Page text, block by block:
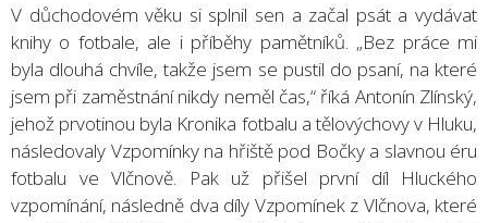
V důchodovém věku si splnil sen a začal psát a vydávat
knihy o fotbale, ale i příběhy pamětníků. „Bez práce mi
byla dlouhá chvíle, takže jsem se pustil do psaní, na které
jsem při zaměstnání nikdy neměl čas,“ říká Antonín Zlínský,
jehož prvotinou byla Kronika fotbalu a tělovýchovy v Hluku,
následovaly Vzpomínky na hřiště pod Bočky a slavnou éru
fotbalu ve Vlčnově. Pak už přišel první díl Hluckého
vzpomínání, následně dva díly Vzpomínek z Vlčnova, které